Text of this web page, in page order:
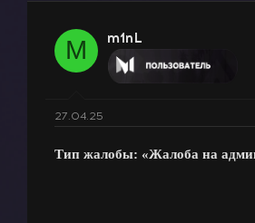
а
M m1nL
27.04.25
Тип жалобы: «Жалоба на